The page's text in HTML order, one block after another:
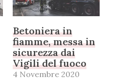
Betoniera in
fiamme, messa in
sicurezza dai
Vigili del fuoco
4 Novembre 2020